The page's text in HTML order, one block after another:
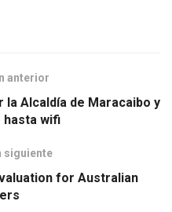
anterior
Alcaldía de Maracaibo y
hasta wifi
siguiente
for Australian